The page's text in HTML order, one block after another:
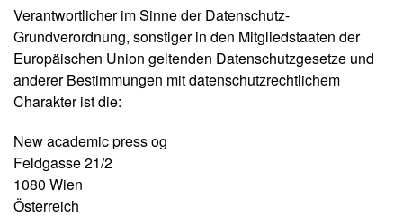
Verantwortlicher im Sinne der Datenschutz-
Grundverordnung, sonstiger in den Mitgliedstaaten der
Europäischen Union geltenden Datenschutzgesetze und
anderer Bestimmungen mit datenschutzrechtlichem
Charakter ist die:
New academic press og
Feldgasse 21/2
1080 Wien
Österreich